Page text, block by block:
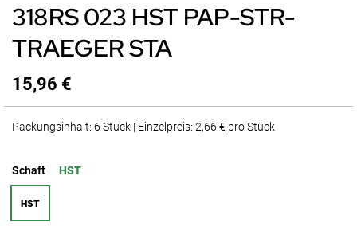
318RS 023 HST PAP-STR-
TRAEGER STA
15,96 €
Packungsinhalt: 6 Stück | Einzelpreis: 2,66 € pro Stück
Schaft HST
HST